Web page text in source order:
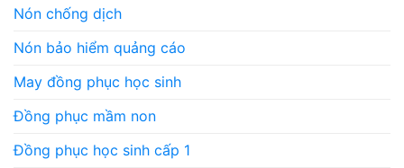
Nón chống dịch
Nón bảo hiểm quảng cáo
May đồng phục học sinh
Đồng phục mầm non
Đồng phục học sinh cấp 1